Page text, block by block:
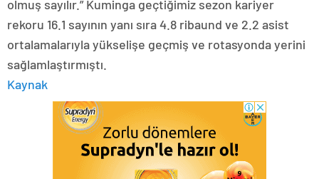
olmuş sayılır.” Kuminga geçtiğimiz sezon kariyer
rekoru 16.1 sayının yanı sıra 4.8 ribaund ve 2.2 asist
ortalamalarıyla yükselişe geçmiş ve rotasyonda yerini
sağlamlaştırmıştı.
Kaynak